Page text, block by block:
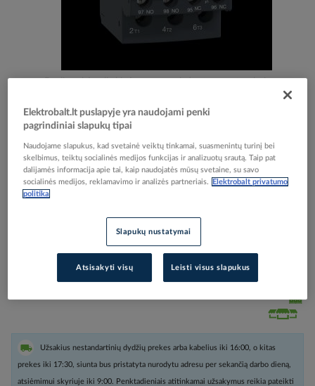
Skip
the
beginning
the
images
gallery
Relė perkrovos šiluminė 1-1.7A [LC1D09-D38] -
SCHNEIDER ELECTRIC
Elektrobalt prekės kodas
EAN kodas
3389110346763
Prisijunkite, norėdami pamatyti kainas
Įtraukti į palyginimą
Užsakius nestandartinių dydžių prekes arba kabelius iki 16:00, o kitas
prekes iki 17:30, siunta bus pristatyta nurodytu adresu per sekančią darbo dieną,
atsiėmimui skyriuje iki 9:00. Penktadieniais atitinkamai užsakymus reikia pateikti
Elektrobalt.lt puslapyje yra naudojami penki
pagrindiniai slapukų tipai
Naudojame slapukus, kad svetainė veiktų tinkamai, suasmenintų turinį bei
skelbimus, teiktų socialinės medijos funkcijas ir analizuotų srautą. Taip pat
dalijamės informacija apie tai, kaip naudojatės mūsų svetaine, su savo
socialinės medijos, reklamavimo ir analizės partneriais.
Elektrobalt privatumo
politika
Slapukų nustatymai
Atsisakyti visų Leisti visus slapukus